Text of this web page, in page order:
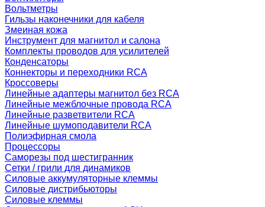
Вольтметры
Гильзы наконечники для кабеля
Змеиная кожа
Инструмент для магнитол и салона
Комплекты проводов для усилителей
Конденсаторы
Коннекторы и переходники RCA
Кроссоверы
Линейные адаптеры магнитол без RCA
Линейные межблочные провода RCA
Линейные разветвители RCA
Линейные шумоподавители RCA
Полиэфирная смола
Процессоры
Саморезы под шестигранник
Сетки / грили для динамиков
Силовые аккумуляторные клеммы
Силовые дистрибьюторы
Силовые клеммы